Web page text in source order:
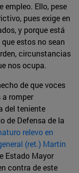
empleo. Ello, pese
pues exige en
y porque está
estos no sean
circunstancias
nos ocupa.
de que voces
romper
del teniente
de Defensa de la
relevo en
(ret.) Martin
Estado Mayor
contra de este